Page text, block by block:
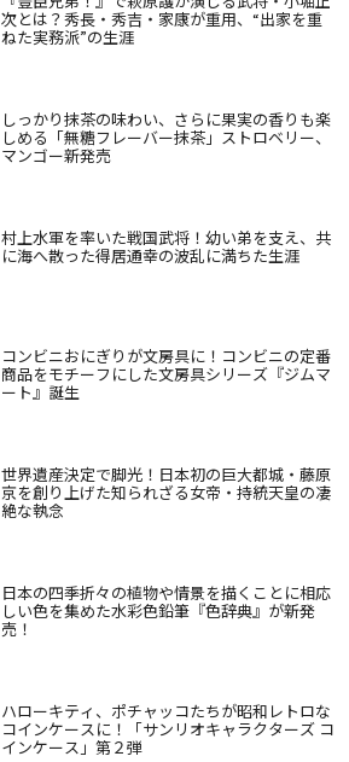
次とは？秀長・秀吉・家康が重用、“出家を重
ねた実務派”の生涯
しっかり抹茶の味わい、さらに果実の香りも楽
しめる「無糖フレーバー抹茶」ストロベリー、
マンゴー新発売
村上水軍を率いた戦国武将！幼い弟を支え、共
に海へ散った得居通幸の波乱に満ちた生涯
コンビニおにぎりが文房具に！コンビニの定番
商品をモチーフにした文房具シリーズ『ジムマ
ート』誕生
世界遺産決定で脚光！日本初の巨大都城・藤原
京を創り上げた知られざる女帝・持統天皇の凄
絶な執念
日本の四季折々の植物や情景を描くことに相応
しい色を集めた水彩色鉛筆『色辞典』が新発
売！
ハローキティ、ポチャッコたちが昭和レトロな
コインケースに！「サンリオキャラクターズ コ
インケース」第２弾